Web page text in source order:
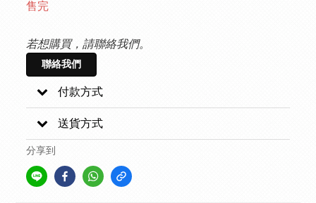
售完
若想購買，請聯絡我們。
聯絡我們
付款方式
送貨方式
分享到